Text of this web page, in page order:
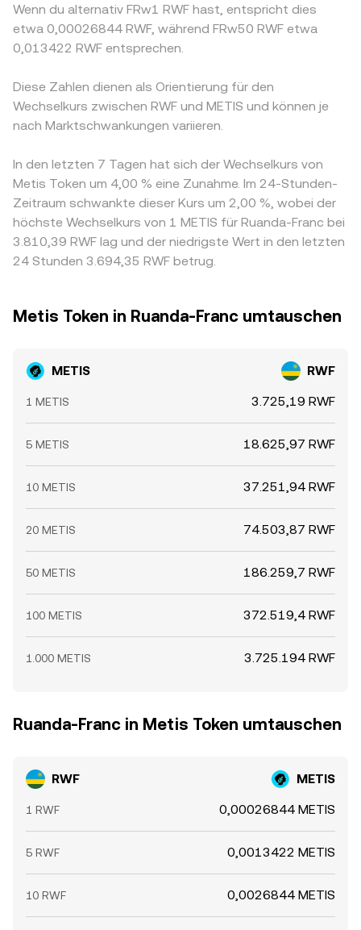
Wenn du alternativ FRw1 RWF hast, entspricht dies
etwa 0,00026844 RWF, während FRw50 RWF etwa
0,013422 RWF entsprechen.
Diese Zahlen dienen als Orientierung für den
Wechselkurs zwischen RWF und METIS und können je
nach Marktschwankungen variieren.
In den letzten 7 Tagen hat sich der Wechselkurs von
Metis Token um 4,00 % eine Zunahme. Im 24-Stunden-
Zeitraum schwankte dieser Kurs um 2,00 %, wobei der
höchste Wechselkurs von 1 METIS für Ruanda-Franc bei
3.810,39 RWF lag und der niedrigste Wert in den letzten
24 Stunden 3.694,35 RWF betrug.
Metis Token in Ruanda-Franc umtauschen
METIS RWF
1 METIS 3.725,19 RWF
5 METIS 18.625,97 RWF
10 METIS 37.251,94 RWF
20 METIS 74.503,87 RWF
50 METIS 186.259,7 RWF
100 METIS 372.519,4 RWF
1.000 METIS 3.725.194 RWF
Ruanda-Franc in Metis Token umtauschen
RWF METIS
1 RWF 0,00026844 METIS
5 RWF 0,0013422 METIS
10 RWF 0,0026844 METIS